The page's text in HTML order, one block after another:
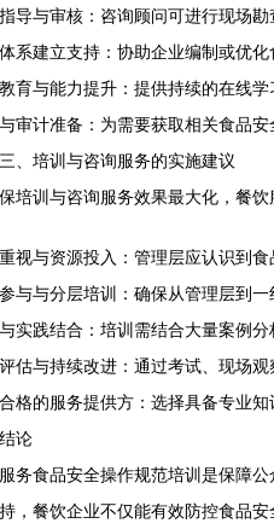
导与审核：咨询顾问可进行现场
系建立支持：协助企业编制或优
育与能力提升：提供持续的在线
审计准备：为需要获取相关食品
三、培训与咨询服务的实施建议
培训与咨询服务效果最大化，餐饮
视与资源投入：管理层应认识到
与与分层培训：确保从管理层到
实践结合：培训需结合大量案例
估与持续改进：通过考试、现场
格的服务提供方：选择具备专业
结论
务食品安全操作规范培训是保障
，餐饮企业不仅能有效防控食品